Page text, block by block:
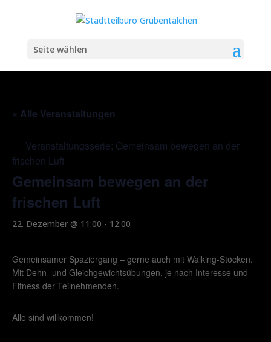
Seite wählen
« Alle Veranstaltungen
Veranstaltungsserie: Gemeinsam bewegen an der
frischen Luft
Gemeinsam bewegen an der
frischen Luft
22. Dezember @ 11:00 - 12:00
Gemeinsamer Spaziergang – gerne auch mit Walking-Stöcken.
Mit Dehn- und Gleichgewichtsübungen, je nach Interesse und
Fitness der Teilnehmenden.
Alle sind willkommen!